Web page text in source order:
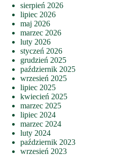
sierpień 2026
lipiec 2026
maj 2026
marzec 2026
luty 2026
styczeń 2026
grudzień 2025
październik 2025
wrzesień 2025
lipiec 2025
kwiecień 2025
marzec 2025
lipiec 2024
marzec 2024
luty 2024
październik 2023
wrzesień 2023